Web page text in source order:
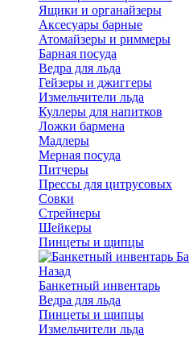
Ящики и органайзеры
Аксесуары барные
Атомайзеры и риммеры
Барная посуда
Ведра для льда
Гейзеры и джиггеры
Измельчители льда
Куллеры для напитков
Ложки бармена
Мадлеры
Мерная посуда
Питчеры
Прессы для цитрусовых
Совки
Стрейнеры
Шейкеры
Пинцеты и щипцы
Назад
Банкетный инвентарь
Ведра для льда
Пинцеты и щипцы
Измельчители льда